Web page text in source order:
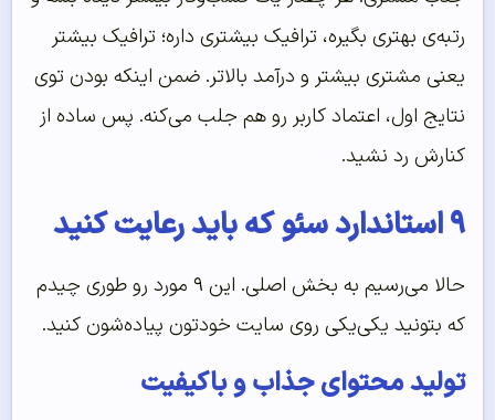
رتبه‌ی بهتری بگیره، ترافیک بیشتری داره؛ ترافیک بیشتر
یعنی مشتری بیشتر و درآمد بالاتر. ضمن اینکه بودن توی
نتایج اول، اعتماد کاربر رو هم جلب می‌کنه. پس ساده از
کنارش رد نشید.
۹ استاندارد سئو که باید رعایت کنید
حالا می‌رسیم به بخش اصلی. این ۹ مورد رو طوری چیدم
که بتونید یکی‌یکی روی سایت خودتون پیاده‌شون کنید.
تولید محتوای جذاب و باکیفیت